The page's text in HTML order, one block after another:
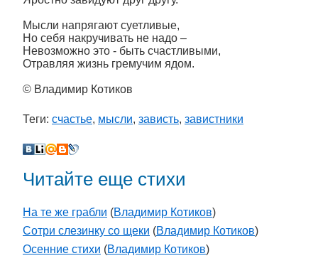
Мысли напрягают суетливые,
Но себя накручивать не надо –
Невозможно это - быть счастливыми,
Отравляя жизнь гремучим ядом.
© Владимир Котиков
Теги: счастье, мысли, зависть, завистники
Читайте еще стихи
На те же грабли (Владимир Котиков)
Сотри слезинку со щеки (Владимир Котиков)
Осенние стихи (Владимир Котиков)